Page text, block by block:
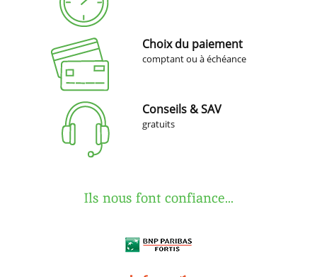
Choix du paiement
comptant ou à échéance
Conseils & SAV
gratuits
Ils nous font confiance...